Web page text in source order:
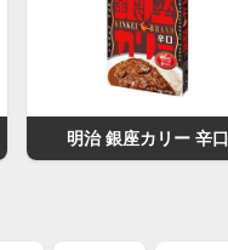
明治 銀座カリー 辛口